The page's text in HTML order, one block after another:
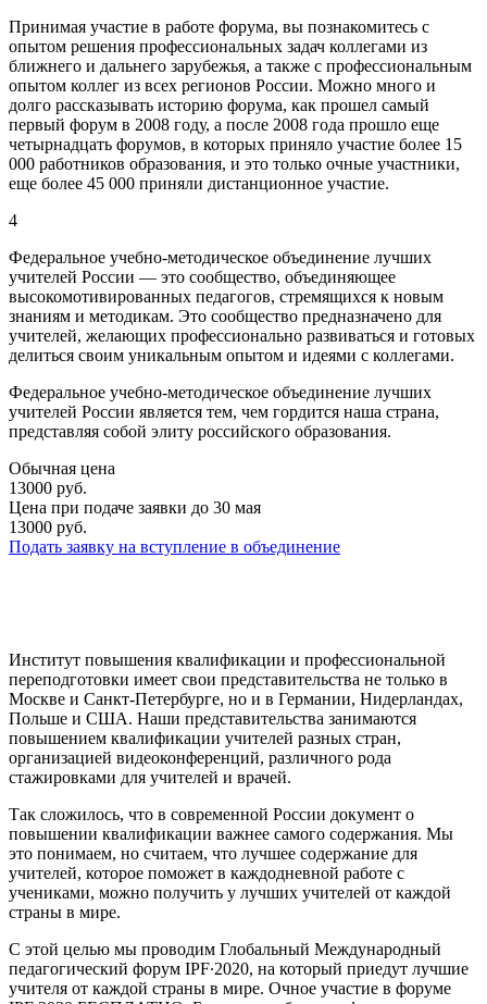
Принимая участие в работе форума, вы познакомитесь с
опытом решения профессиональных задач коллегами из
ближнего и дальнего зарубежья, а также с профессиональным
опытом коллег из всех регионов России. Можно много и
долго рассказывать историю форума, как прошел самый
первый форум в 2008 году, а после 2008 года прошло еще
четырнадцать форумов, в которых приняло участие более 15
000 работников образования, и это только очные участники,
еще более 45 000 приняли дистанционное участие.
4
Федеральное учебно-методическое объединение лучших
учителей России — это сообщество, объединяющее
высокомотивированных педагогов, стремящихся к новым
знаниям и методикам. Это сообщество предназначено для
учителей, желающих профессионально развиваться и готовых
делиться своим уникальным опытом и идеями с коллегами.
Федеральное учебно-методическое объединение лучших
учителей России является тем, чем гордится наша страна,
представляя собой элиту российского образования.
Обычная цена
13000 руб.
Цена при подаче заявки до 30 мая
13000 руб.
Подать заявку на вступление в объединение
Институт повышения квалификации и профессиональной
переподготовки имеет свои представительства не только в
Москве и Санкт-Петербурге, но и в Германии, Нидерландах,
Польше и США. Наши представительства занимаются
повышением квалификации учителей разных стран,
организацией видеоконференций, различного рода
стажировками для учителей и врачей.
Так сложилось, что в современной России документ о
повышении квалификации важнее самого содержания. Мы
это понимаем, но считаем, что лучшее содержание для
учителей, которое поможет в каждодневной работе с
учениками, можно получить у лучших учителей от каждой
страны в мире.
С этой целью мы проводим Глобальный Международный
педагогический форум IPF∙2020, на который приедут лучшие
учителя от каждой страны в мире. Очное участие в форуме